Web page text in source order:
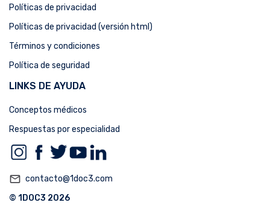
Políticas de privacidad
Políticas de privacidad (versión html)
Términos y condiciones
Política de seguridad
LINKS DE AYUDA
Conceptos médicos
Respuestas por especialidad
mail_outline contacto@1doc3.com
© 1DOC3 2026